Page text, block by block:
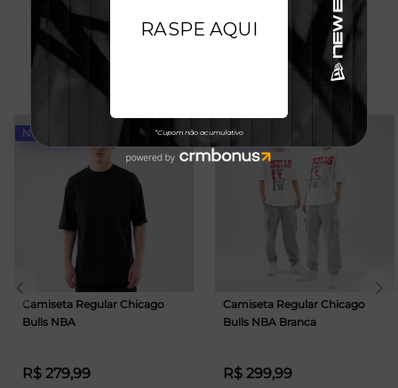
TALVEZ VOCÊ GOSTE
NOVIDADE
Camiseta Regular Chicago
Bulls NBA
R$ 279,99
NOVIDADE
Camiseta Regular Chicago
Bulls NBA Branca
R$ 299,99